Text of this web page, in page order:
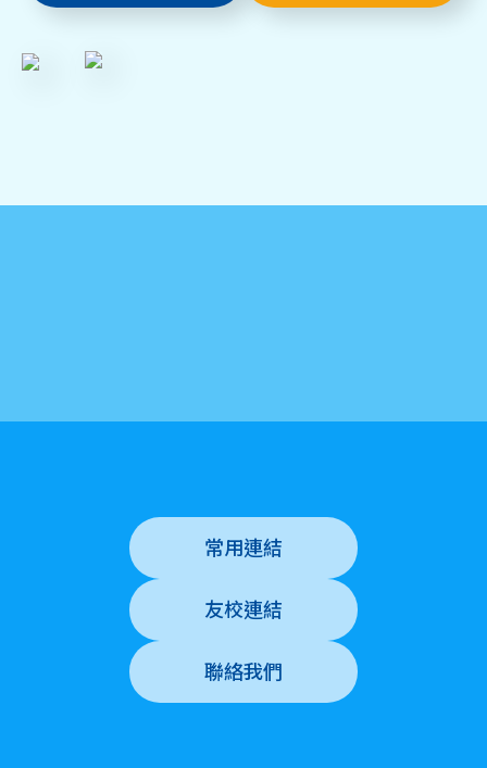
常用連結
友校連結
聯絡我們